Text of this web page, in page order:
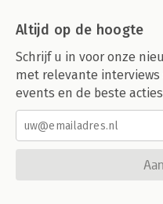
Altijd op de hoogte
Schrijf u in voor onze
met relevante
events en de beste